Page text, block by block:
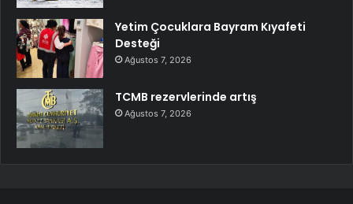
Yetim Çocuklara Bayram Kıyafeti
Desteği
Ağustos 7, 2026
TCMB rezervlerinde artış
Ağustos 7, 2026